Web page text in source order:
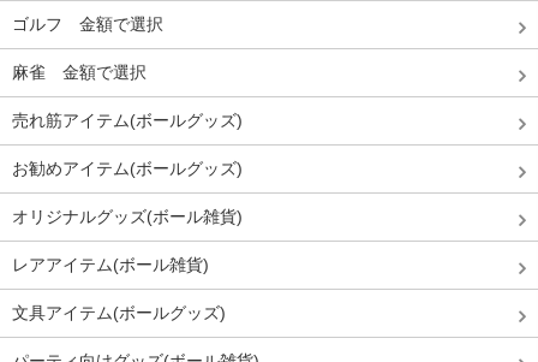
ゴルフ 金額で選択
麻雀 金額で選択
売れ筋アイテム(ボールグッズ)
お勧めアイテム(ボールグッズ)
オリジナルグッズ(ボール雑貨)
レアアイテム(ボール雑貨)
文具アイテム(ボールグッズ)